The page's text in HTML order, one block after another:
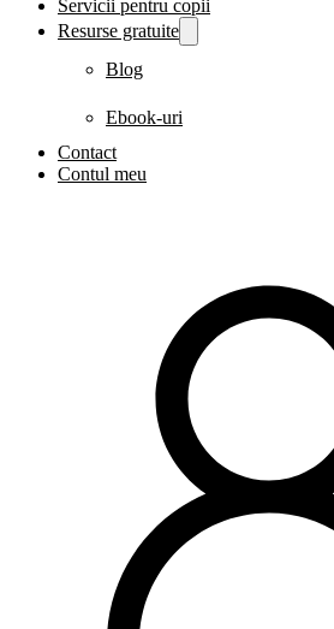
Servicii pentru copii
Resurse gratuite
Blog
Ebook-uri
Contact
Contul meu